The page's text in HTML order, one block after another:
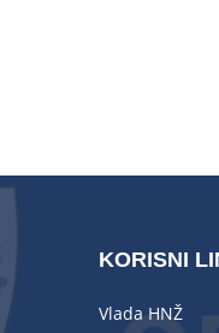
KORISNI
Vlada HNŽ